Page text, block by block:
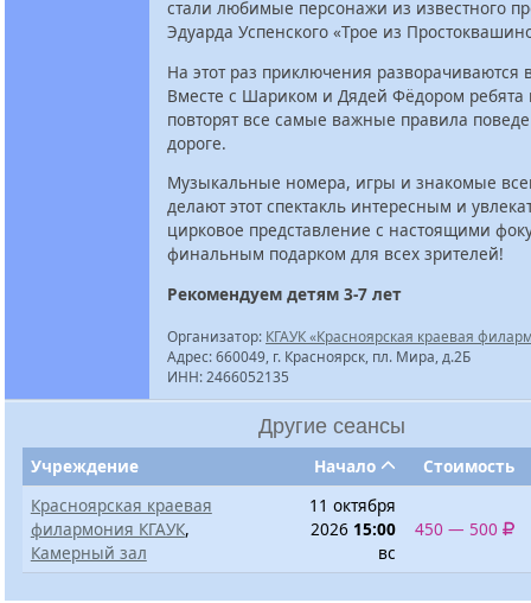
стали любимые персонажи из известного
Эдуарда Успенского «Трое из
На этот раз приключения разворачиваются
Вместе с Шариком и Дядей Фёдором ребята
повторят все самые важные правила
дороге.
Музыкальные номера, игры и знакомые
делают этот спектакль интересным и
цирковое представление с настоящими
финальным подарком для всех зрителей!
Рекомендуем детям 3-7 лет
Организатор: КГАУК «Красноярская краевая
Адрес: 660049, г. Красноярск, пл. Мира, д.2Б
ИНН: 2466052135
Другие сеансы
Учреждение Начало
Стоимость
Красноярская краевая
филармония КГАУК,
Камерный зал
11 октября
2026 15:00
вс
450 — 500